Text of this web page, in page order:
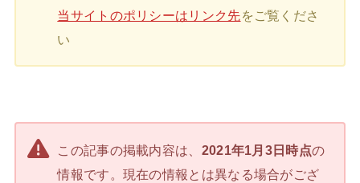
当サイトのポリシーはリンク先をご覧くださ
い
この記事の掲載内容は、 2021年1月3日時点の
情報です。現在の情報とは異なる場合がござ